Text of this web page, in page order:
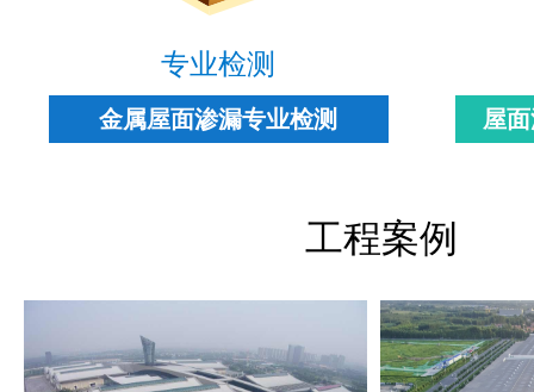
专业检测
金属屋面渗漏专业检测 屋
工程案例